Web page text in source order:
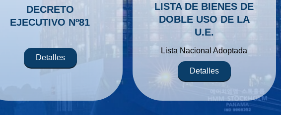
DECRETO
EJECUTIVO Nº81
Detalles
LISTA DE BIENES DE
DOBLE USO DE LA
U.E.
Lista Nacional Adoptada
Detalles